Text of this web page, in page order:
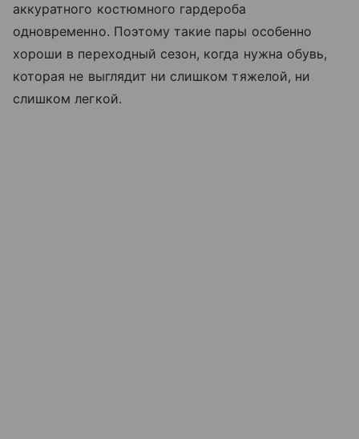
аккуратного костюмного гардероба
одновременно. Поэтому такие пары особенно
хороши в переходный сезон, когда нужна обувь,
которая не выглядит ни слишком тяжелой, ни
слишком легкой.